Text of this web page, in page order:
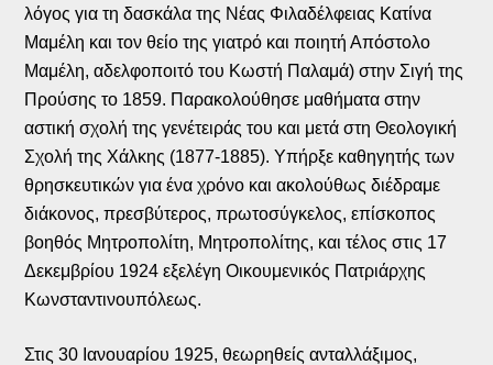
λόγος για τη δασκάλα της Νέας Φιλαδέλφειας Κατίνα
Μαμέλη και τον θείο της γιατρό και ποιητή Απόστολο
Μαμέλη, αδελφοποιτό του Κωστή Παλαμά) στην Σιγή της
Προύσης το 1859. Παρακολούθησε μαθήματα στην
αστική σχολή της γενέτειράς του και μετά στη Θεολογική
Σχολή της Χάλκης (1877-1885). Υπήρξε καθηγητής των
θρησκευτικών για ένα χρόνο και ακολούθως διέδραμε
διάκονος, πρεσβύτερος, πρωτοσύγκελος, επίσκοπος
βοηθός Μητροπολίτη, Μητροπολίτης, και τέλος στις 17
Δεκεμβρίου 1924 εξελέγη Οικουμενικός Πατριάρχης
Κωνσταντινουπόλεως.
Στις 30 Ιανουαρίου 1925, θεωρηθείς ανταλλάξιμος,